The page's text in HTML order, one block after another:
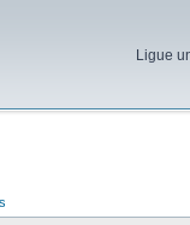
Ligue